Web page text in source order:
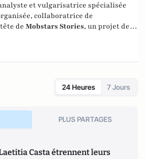
et vulgarisatrice spécialisée
collaboratrice de
de Mobstars Stories, un projet de
sociaux qui explore les
organisé et ses représentations.
24 Heures 7 Jours
PLUS PARTAGES
Casta étrennent leurs